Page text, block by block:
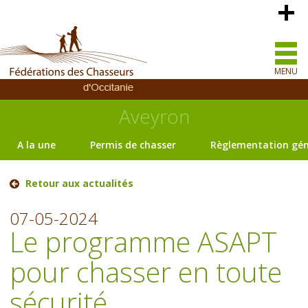
MENU
Aveyron
A la une Permis de chasser Règlementation
Retour aux actualités
07-05-2024
Le programme ASAPT
pour chasser en toute